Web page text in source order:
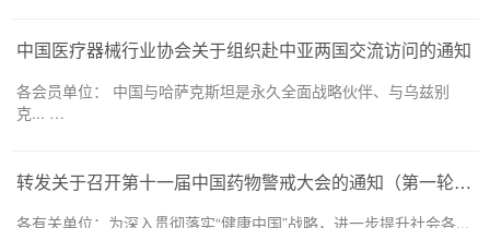
中国医疗器械行业协会关于组织赴中亚两国交流访问的通知
各会员单位： 中国与哈萨克斯坦是永久全面战略伙伴、与乌兹别
克... …
转发关于召开第十一届中国药物警戒大会的通知（第一轮）——药品和医疗器械领域
各有关单位：为深入贯彻落实“健康中国”战略，进一步提升社会各...